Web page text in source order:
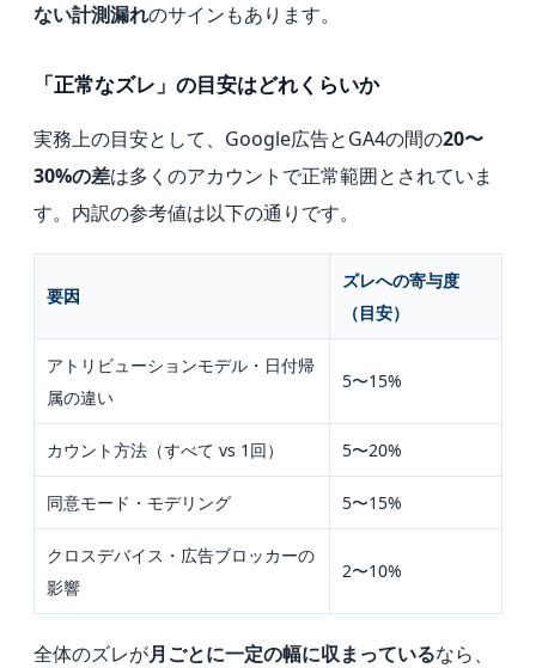
ない計測漏れのサインもあります。
「正常なズレ」の目安はどれくらいか
実務上の目安として、Google広告とGA4の間の20〜
30%の差は多くのアカウントで正常範囲とされていま
す。内訳の参考値は以下の通りです。
要因
ズレへの寄与度
（目安）
アトリビューションモデル・日付帰
属の違い
5〜15%
カウント方法（すべて vs 1回） 5〜20%
同意モード・モデリング 5〜15%
クロスデバイス・広告ブロッカーの
影響
2〜10%
全体のズレが月ごとに一定の幅に収まっているなら、